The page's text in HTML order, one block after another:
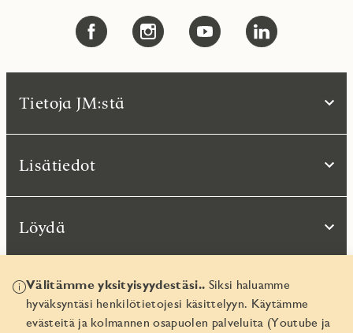
Välitämme yksityisyydestäsi.. Siksi haluamme
hyväksyntäsi henkilötietojesi käsittelyyn. Käytämme
evästeitä ja kolmannen osapuolen palveluita (Youtube ja
Tietoja JM:stä
Lisätiedot
Löydä